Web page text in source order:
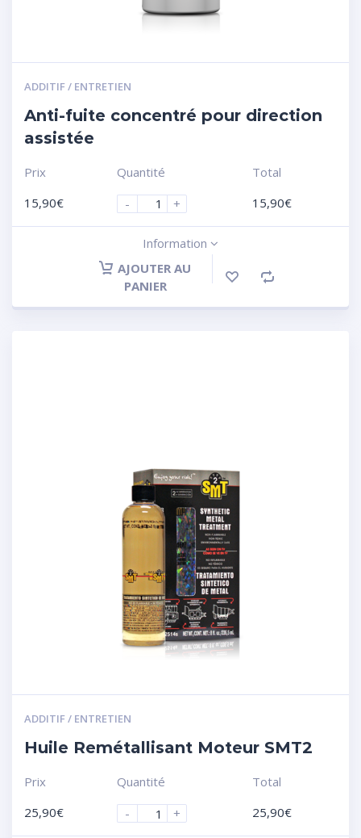
ADDITIF / ENTRETIEN
Anti-fuite concentré pour direction
assistée
Prix
15,90€
Quantité
-
+
Total
15,90€
Information
AJOUTER AU
PANIER
ADDITIF / ENTRETIEN
Huile Remétallisant Moteur SMT2
Prix
25,90€
Quantité
-
+
Total
25,90€